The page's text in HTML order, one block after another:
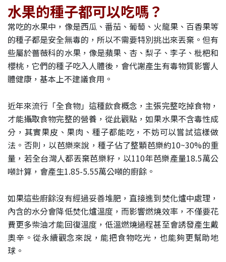
水果的種子都可以吃嗎？
常吃的水果中，像是西瓜、番茄、葡萄、火龍果、百香果等
的種子都是安全無毒的，所以不需要特別挑出來丟棄。但有
些屬於薔薇科的水果，像是蘋果、杏、梨子、李子、枇杷和
櫻桃，它們的種子吃入人體後，會代謝產生有毒物質影響人
體健康，基本上不建議食用。
近年來流行「全食物」這種飲食概念，主張完整吃掉食物，
才能攝取食物完整的營養，從此觀點，如果水果不含毒性成
分，其實果皮、果肉、種子都能吃，不妨可以嘗試這樣做
法。否則，以芭樂來說，種子佔了整顆芭樂約10~30%的重
量，若全台灣人都丟棄芭樂籽，以110年芭樂產量18.5萬公
噸計算，會產生1.85-5.55萬公噸的廚餘。
如果這些廚餘沒有經過妥善堆肥，直接進到焚化爐中處理，
內含的水分會降低焚化爐溫度，而影響燃燒效率，不僅要花
費更多柴油才能回復溫度，低溫燃燒過程甚至會誘發產生戴
奧辛。從永續觀念來說，能把食物吃光，也能夠更幫助地
球。